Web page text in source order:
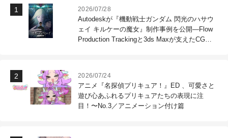
2026/07/28
Autodeskが『機動戦士ガンダム 閃光のハサウ
ェイ キルケーの魔女』制作事例を公開―Flow
Production Trackingと3ds Maxが支えたCG制
2026/07/24
アニメ『名探偵プリキュア！』ED 、可愛さと
遊び心あふれるプリキュアたちの表現に注
目！〜No.3／アニメーション付け篇